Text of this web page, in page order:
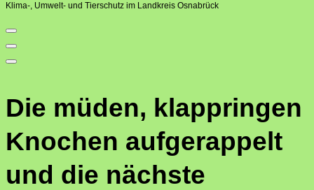
Klima-, Umwelt- und Tierschutz im Landkreis Osnabrück
Die müden, klappringen
Knochen aufgerappelt
und die nächste